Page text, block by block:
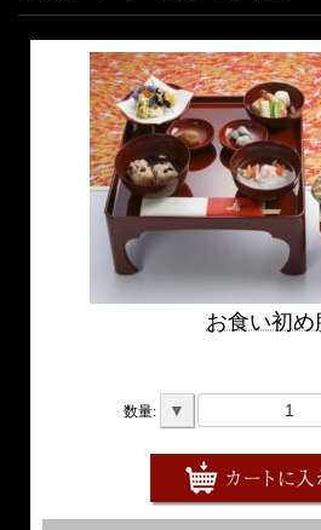
お食い初め
数量: ▼